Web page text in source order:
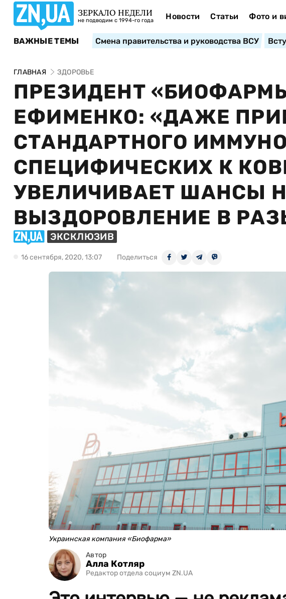
ЗЕРКАЛО НЕДЕЛИ
не подводим с 1994-го года Новости Статьи Фото и
ВАЖНЫЕ ТЕМЫ Смена правительства и руководства ВСУ
ГЛАВНАЯ ЗДОРОВЬЕ
ПРЕЗИДЕНТ
ЕФИМЕНКО: «ДАЖЕ
СТАНДАРТНОГО
СПЕЦИФИЧЕСКИХ К
УВЕЛИЧИВАЕТ ШАНСЫ
ВЫЗДОРОВЛЕНИЕ В
ЭКСКЛЮЗИВ
16 сентября, 2020, 13:07 Поделиться
Украинская компания «Биофарма»
Автор
Алла Котляр
Редактор отдела социум ZN.UA